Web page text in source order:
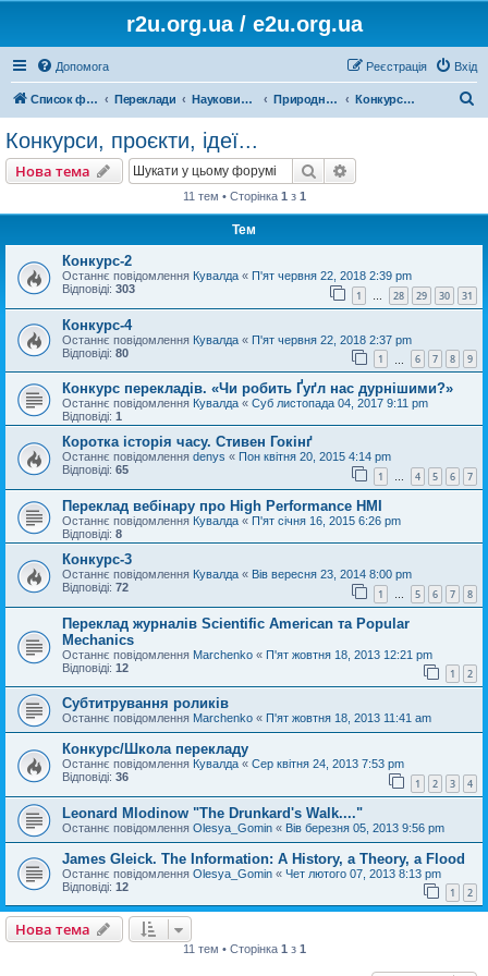
r2u.org.ua / e2u.org.ua
Допомога Вхід
Реєстрація
Список форумів Переклади Науковий переклад Природничі науки, математика, медицина, загальна література Конкурси, проєкти, ідеї...
Конкурси, проєкти, ідеї...
Нова тема Пошук
11 тем • Сторінка 1 з 1
Тем
Конкурс-2
Останнє повідомлення Кувалда « П'ят червня 22, 2018 2:39 pm
Відповіді: 303 1 … 28 29 30 31
Конкурс-4
Останнє повідомлення Кувалда « П'ят червня 22, 2018 2:37 pm
Відповіді: 80 1 6 7 8 9
Конкурс перекладів. «Чи робить Ґуґл нас дурнішими?»
Останнє повідомлення Кувалда « Суб листопада 04, 2017 9:11 pm
Відповіді: 1
Коротка історія часу. Стивен Гокінґ
Останнє повідомлення denys « Пон квітня 20, 2015 4:14 pm
Відповіді: 65 1 … 4 5 6 7
Переклад вебінару про High Performance HMI
Останнє повідомлення Кувалда « П'ят січня 16, 2015 6:26 pm
Відповіді: 8
Конкурс-3
Останнє повідомлення Кувалда « Вів вересня 23, 2014 8:00 pm
Відповіді: 72 1 … 5 6 7 8
Переклад журналів Scientific American та Popular
Mechanics
Останнє повідомлення Marchenko « П'ят жовтня 18, 2013 12:21 pm
Відповіді: 12 1 2
Субтитрування роликів
Останнє повідомлення Marchenko « П'ят жовтня 18, 2013 11:41 am
Конкурс/Школа перекладу
Останнє повідомлення Кувалда « Сер квітня 24, 2013 7:53 pm
Відповіді: 36 1 2 3 4
Leonard Mlodinow "The Drunkard's Walk...."
Останнє повідомлення Olesya_Gomin « Вів березня 05, 2013 9:56 pm
James Gleick. The Information: A History, a Theory, a Flood
Останнє повідомлення Olesya_Gomin « Чет лютого 07, 2013 8:13 pm
Відповіді: 12 1 2
Нова тема
11 тем • Сторінка 1з 1